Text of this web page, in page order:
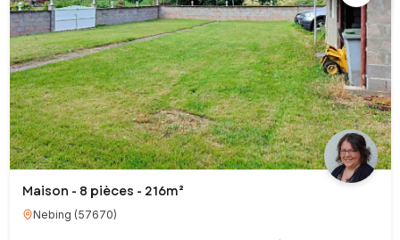
Maison - 8 pièces - 216m²
Nebing (57670)